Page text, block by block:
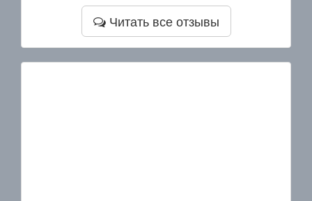
Читать все отзывы